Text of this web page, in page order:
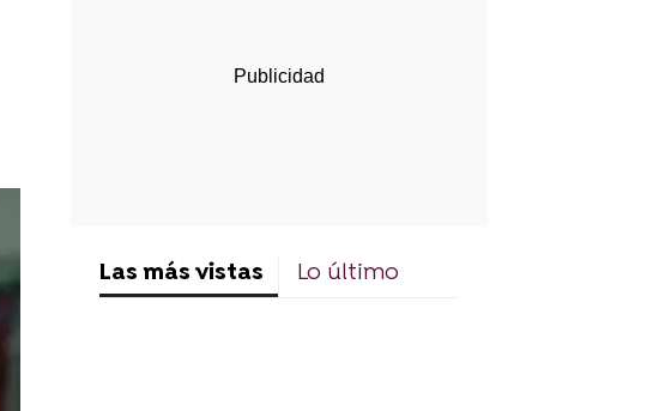
Las más vistas Lo último